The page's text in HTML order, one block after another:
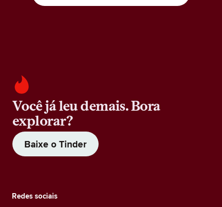
Você já leu demais. Bora
explorar?
Baixe o Tinder
Redes sociais